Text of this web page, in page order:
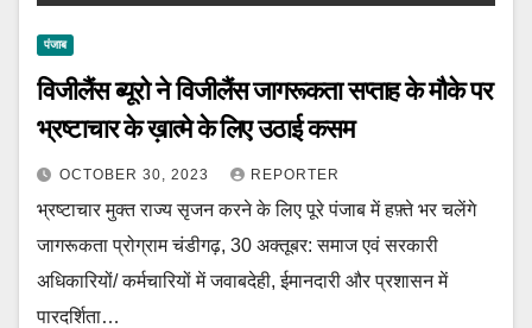
पंजाब
विजीलैंस ब्यूरो ने विजीलैंस जागरूकता सप्ताह के मौके पर
भ्रष्टाचार के ख़ात्मे के लिए उठाई कसम
OCTOBER 30, 2023 REPORTER
भ्रष्टाचार मुक्त राज्य सृजन करने के लिए पूरे पंजाब में हफ़्ते भर चलेंगे
जागरूकता प्रोग्राम चंडीगढ़, 30 अक्तूबर: समाज एवं सरकारी
अधिकारियों/ कर्मचारियों में जवाबदेही, ईमानदारी और प्रशासन में
पारदर्शिता…